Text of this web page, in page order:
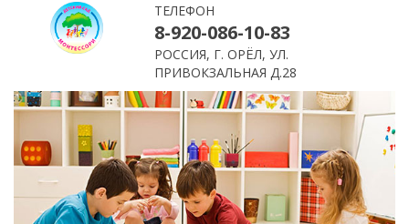
ТЕЛЕФОН
8-920-086-10-83
РОССИЯ, Г. ОРЁЛ, УЛ.
ПРИВОКЗАЛЬНАЯ Д.28